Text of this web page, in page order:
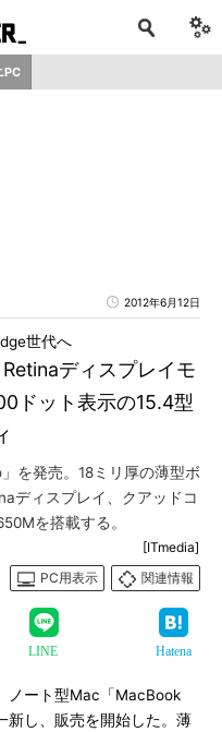
PC
2012年6月12日
ディスプレイモ
ット表示の15.4型
世代へ
を発売。18ミリ厚の薄型ボ
ディスプレイ、クアッドコ
を搭載する。
[ITmedia]
PC用表示
関連情報
LINE Hatena
ノート型Mac「MacBook
新し、販売を開始した。薄